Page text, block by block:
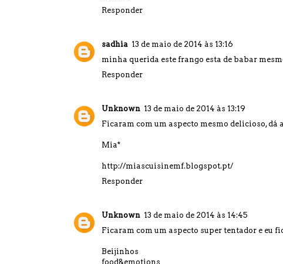
Responder
sadhia 13 de maio de 2014 às 13:16
minha querida este frango esta de babar
Responder
Unknown 13 de maio de 2014 às 13:19
Ficaram com um aspecto mesmo delicioso, dá
Mia*
http://miascuisinemf.blogspot.pt/
Responder
Unknown 13 de maio de 2014 às 14:45
Ficaram com um aspecto super tentador e eu
Beijinhos
food&emotions